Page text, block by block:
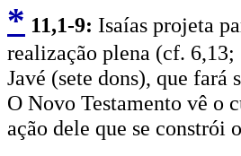
* 11,1-9: Isaías projeta
realização plena (cf. 6,13;
Javé (sete dons), que
O Novo Testamento vê o
ação dele que se constrói